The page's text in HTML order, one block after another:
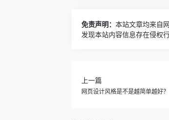
免责声明： 本站文章均来自
发现本站内容信息存在侵权
上一篇
网页设计风格是不是越简单越好？